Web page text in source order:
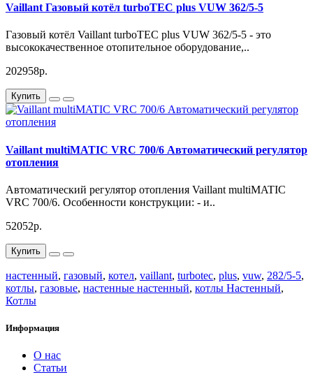
Напряжение: 220/230
Камера сгорания:
Диаметр дымохода:
Диаметр подключения ГВС:
Тип топлива: природный газ
Установка:
Артикул 0010015264
Vaillant Газовый котёл turboTEC plus VUW 362/5-5
Газовый котёл Vaillant turboTEC plus VUW 362/5-5 - это
высококачественное отопительное оборудование,..
202958р.
Купить
Vaillant multiMATIC VRC 700/6 Автоматический регулятор
отопления
Автоматический регулятор отопления Vaillant multiMATIC
VRC 700/6. Особенности конструкции: - и..
52052р.
Купить
настенный, газовый, котел, vaillant, turbotec, plus, vuw, 282/5-5,
котлы, газовые, настенные настенный, котлы Настенный,
Котлы
Информация
О нас
Статьи